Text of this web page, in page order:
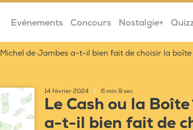
Evénements Concours Nostalgie+
Michel de Jambes a-t-il bien fait de choisir la boîte
14 février 2024 6 min 9 sec
Le Cash ou la
a-t-il bien fait de